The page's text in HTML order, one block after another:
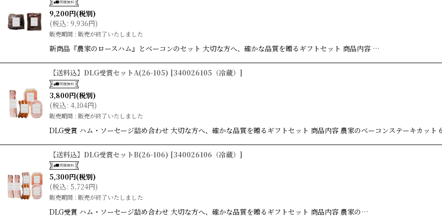
9,200円(税別)
(税込: 9,936円)
販売期間 : 販売が終了いたしました
新商品『農家のロースハム』とベーコンのセット 大切な方へ、確かな品質を贈るギフトセット 商品内容 …
【送料込】DLG受賞セットA(26-105) [340026105（冷蔵） ]
3,800円(税別)
(税込: 4,104円)
販売期間 : 販売が終了いたしました
DLG受賞 ハム・ソーセージ詰め合わせ 大切な方へ、確かな品質を贈るギフトセット 商品内容 農家のベーコンステーキカッ
【送料込】DLG受賞セットB(26-106) [340026106（冷蔵） ]
5,300円(税別)
(税込: 5,724円)
販売期間 : 販売が終了いたしました
DLG受賞 ハム・ソーセージ詰め合わせ 大切な方へ、確かな品質を贈るギフトセット 商品内容 農家の…